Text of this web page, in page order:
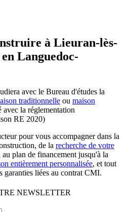
à Lieuran-lès-
Languedoc-
avec le Bureau d'études la
traditionnelle ou maison
avec la réglementation
RE 2020)
pour vous accompagner dans la
de la recherche de votre
plan de financement jusqu'à la
entièrement personnalisée, et tout
garanties liées au contrat CMI.
NEWSLETTER